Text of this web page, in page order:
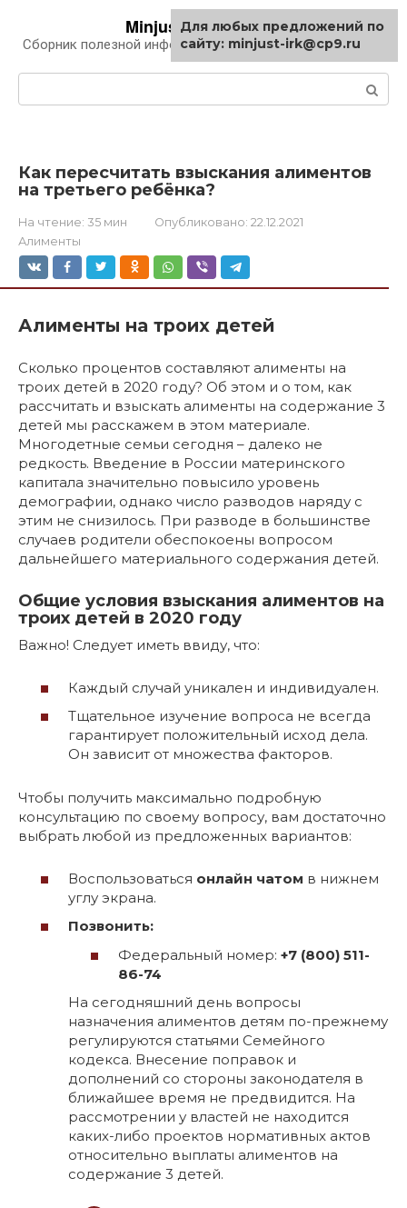
контенту
Minjust-irk.ru
Сборник полезной информации про автомобили
Как пересчитать взыскания алиментов
на третьего ребёнка?
На чтение: 35 мин Опубликовано: 22.12.2021
Алименты
Алименты на троих детей
Сколько процентов составляют алименты на
троих детей в 2020 году? Об этом и о том, как
рассчитать и взыскать алименты на содержание 3
детей мы расскажем в этом материале.
Многодетные семьи сегодня – далеко не
редкость. Введение в России материнского
капитала значительно повысило уровень
демографии, однако число разводов наряду с
этим не снизилось. При разводе в большинстве
случаев родители обеспокоены вопросом
дальнейшего материального содержания детей.
Общие условия взыскания алиментов на
троих детей в 2020 году
Важно! Следует иметь ввиду, что:
Каждый случай уникален и индивидуален.
Тщательное изучение вопроса не всегда
гарантирует положительный исход дела.
Он зависит от множества факторов.
Чтобы получить максимально подробную
консультацию по своему вопросу, вам достаточно
выбрать любой из предложенных вариантов:
Воспользоваться онлайн чатом в нижнем
углу экрана.
Позвонить:
Федеральный номер: +7 (800) 511-
86-74
На сегодняшний день вопросы
назначения алиментов детям по-прежнему
регулируются статьями Семейного
кодекса. Внесение поправок и
дополнений со стороны законодателя в
ближайшее время не предвидится. На
рассмотрении у властей не находится
каких-либо проектов нормативных актов
относительно выплаты алиментов на
содержание 3 детей.
Для любых предложений по
сайту: minjust-irk@cp9.ru